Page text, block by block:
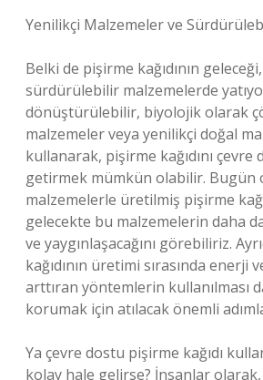
Yenilikçi Malzemeler ve
Belki de pişirme kağıdının
sürdürülebilir malzemelerde
dönüştürülebilir, biyolojik olarak
malzemeler veya yenilikçi doğal
kullanarak, pişirme kağıdını çevre
getirmek mümkün olabilir. Bugün
malzemelerle üretilmiş pişirme
gelecekte bu malzemelerin daha
ve yaygınlaşacağını görebiliriz.
kağıdının üretimi sırasında enerji
arttıran yöntemlerin kullanılması
korumak için atılacak önemli
Ya çevre dostu pişirme kağıdı
kolay hale gelirse? İnsanlar